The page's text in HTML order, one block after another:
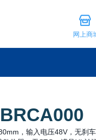
网上商
，输入电压48V，无刹